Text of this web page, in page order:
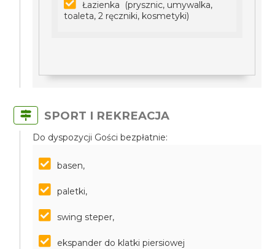
Łazienka (prysznic, umywalka,
toaleta, 2 ręczniki, kosmetyki)
SPORT I REKREACJA
Do dyspozycji Gości bezpłatnie:
basen,
paletki,
swing steper,
ekspander do klatki piersiowej